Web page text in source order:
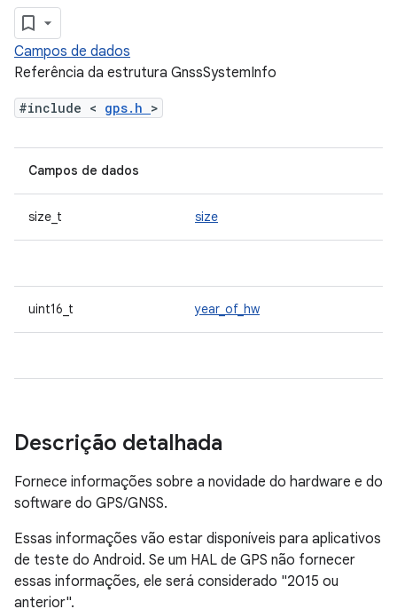
Campos de dados
Referência da estrutura GnssSystemInfo
#include < gps.h >
Campos de dados
size_t size
uint16_t year_of_hw
Descrição detalhada
Fornece informações sobre a novidade do hardware e do
software do GPS/GNSS.
Essas informações vão estar disponíveis para aplicativos
de teste do Android. Se um HAL de GPS não fornecer
essas informações, ele será considerado "2015 ou
anterior".